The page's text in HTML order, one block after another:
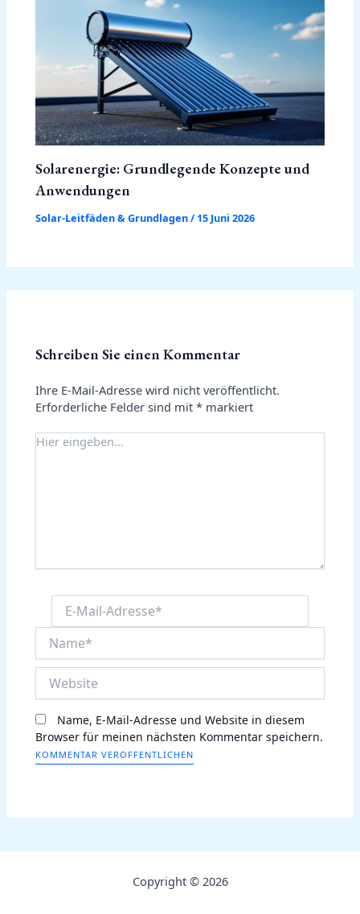
Solarenergie: Grundlegende Konzepte und
Anwendungen
Solar-Leitfäden & Grundlagen/ 15 Juni 2026
Schreiben Sie einen Kommentar
Ihre E-Mail-Adresse wird nicht veröffentlicht.
Erforderliche Felder sind mit* markiert
Hier
E-
Mail-
Name, E-Mail-Adresse und Website in diesem
Browser für meinen nächsten Kommentar speichern.
Copyright © 2026